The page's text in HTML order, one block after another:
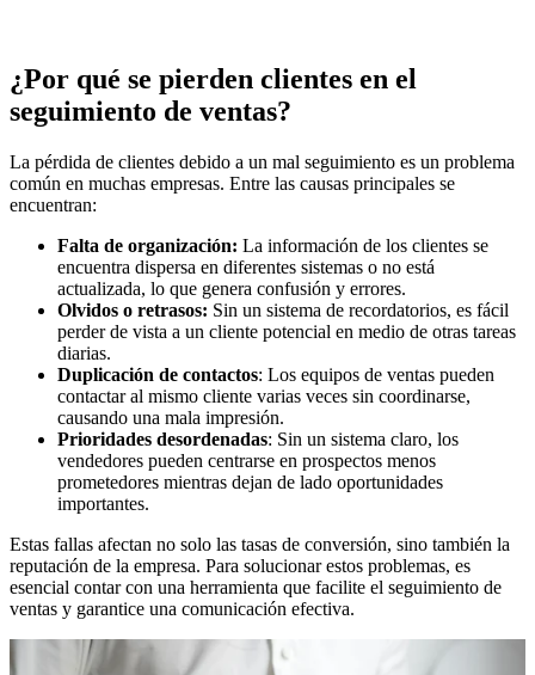
¿Por qué se pierden clientes en el
seguimiento de ventas?
La pérdida de clientes debido a un mal seguimiento es un problema
común en muchas empresas. Entre las causas principales se
encuentran:
Falta de organización: La información de los clientes se
encuentra dispersa en diferentes sistemas o no está
actualizada, lo que genera confusión y errores.
Olvidos o retrasos: Sin un sistema de recordatorios, es fácil
perder de vista a un cliente potencial en medio de otras tareas
diarias.
Duplicación de contactos: Los equipos de ventas pueden
contactar al mismo cliente varias veces sin coordinarse,
causando una mala impresión.
Prioridades desordenadas: Sin un sistema claro, los
vendedores pueden centrarse en prospectos menos
prometedores mientras dejan de lado oportunidades
importantes.
Estas fallas afectan no solo las tasas de conversión, sino también la
reputación de la empresa. Para solucionar estos problemas, es
esencial contar con una herramienta que facilite el seguimiento de
ventas y garantice una comunicación efectiva.